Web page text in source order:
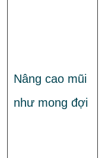
Nâng cao mũi
như mong đợi